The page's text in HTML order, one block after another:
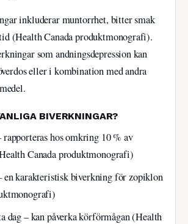
inkluderar muntorrhet, bitter smak
(Health Canada produktmonografi).
som andningsdepression kan
eller i kombination med andra
BIVERKNINGAR?
hos omkring 10 % av
Canada produktmonografi)
en karakteristisk biverkning för zopiklon
dag – kan påverka körförmågan (Health